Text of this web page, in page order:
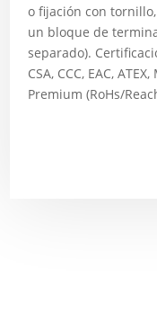
o fijación con
un bloque de
separado).
CSA, CCC, EAC,
Premium (RoHs/